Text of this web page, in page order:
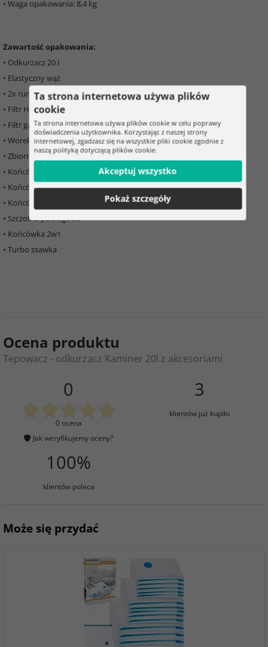
• Waga opakowania: 8,4 kg
Zawartość opakowania:
• Odkurzacz 20 l
• Elastyczny wąż
• 2x rura łącząca
• Filtr HEPA
• Filtr gąbkowy
• Worek materiałowy 5,5 l
• Zbiornik 3,5 l na środek czyszczący
• Końcówka czyszcząca z rozpylaczem wody
• Końcówka natryskowa
• Końcówka do sof
• Szczotka podłogowa
• Końcówka 2w1
• Turbo ssawka
Ocena produktu
Tepowacz - odkurzacz Kaminer 20l z akcesoriami
0
0 ocena
Jak weryfikujemy oceny?
3
klientów już kupiło
100%
klientów poleca
Może się przydać
Ta strona internetowa używa plików
cookie
Ta strona internetowa używa plików cookie w celu poprawy
doświadczenia użytkownika. Korzystając z naszej strony
internetowej, zgadzasz się na wszystkie pliki cookie zgodnie z
naszą polityką dotyczącą plików cookie.
Akceptuj wszystko
Pokaż szczegóły